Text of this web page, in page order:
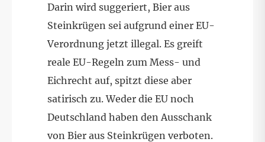
Darin wird suggeriert, Bier aus
Steinkrügen sei aufgrund einer EU-
Verordnung jetzt illegal. Es greift
reale EU-Regeln zum Mess- und
Eichrecht auf, spitzt diese aber
satirisch zu. Weder die EU noch
Deutschland haben den Ausschank
von Bier aus Steinkrügen verboten.